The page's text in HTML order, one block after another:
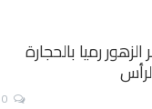
رميا بالحجارة